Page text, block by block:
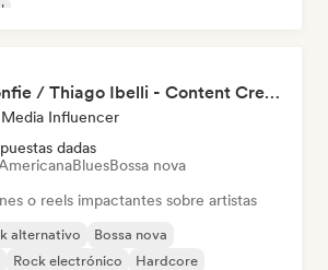
Disconfie / Thiago Ibelli - Content Creator
Influencer
dadas
BluesBossa nova
o reels impactantes sobre artistas
alternativo
Bossa nova
Rock electrónico
Hardcore